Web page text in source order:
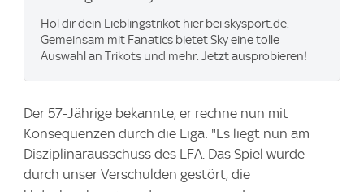
Hol dir dein Lieblingstrikot hier bei skysport.de.
Gemeinsam mit Fanatics bietet Sky eine tolle
Auswahl an Trikots und mehr. Jetzt ausprobieren!
Der 57-Jährige bekannte, er rechne nun mit
Konsequenzen durch die Liga: "Es liegt nun am
Disziplinarausschuss des LFA. Das Spiel wurde
durch unser Verschulden gestört, die